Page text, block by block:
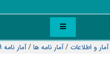
آمار و اطلاعات /آمار نامه ها/آمار نامه 89